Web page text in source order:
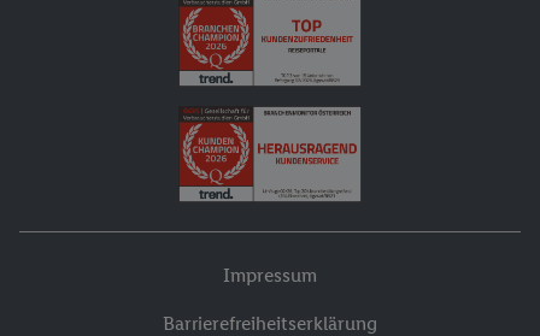
Impressum
Barrierefreiheitserklärung